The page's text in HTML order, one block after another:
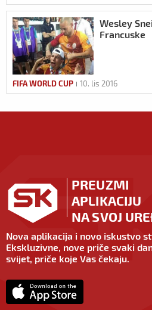
Wesley
Francuske
FIFA WORLD CUP 10. lis 2016
PREUZMI
APLIKACIJU
NA SVOJ
Nova aplikacija i novo iskustvo
Ekskluzivne, nove priče svaki
svijet, priče koje Vas čekaju.